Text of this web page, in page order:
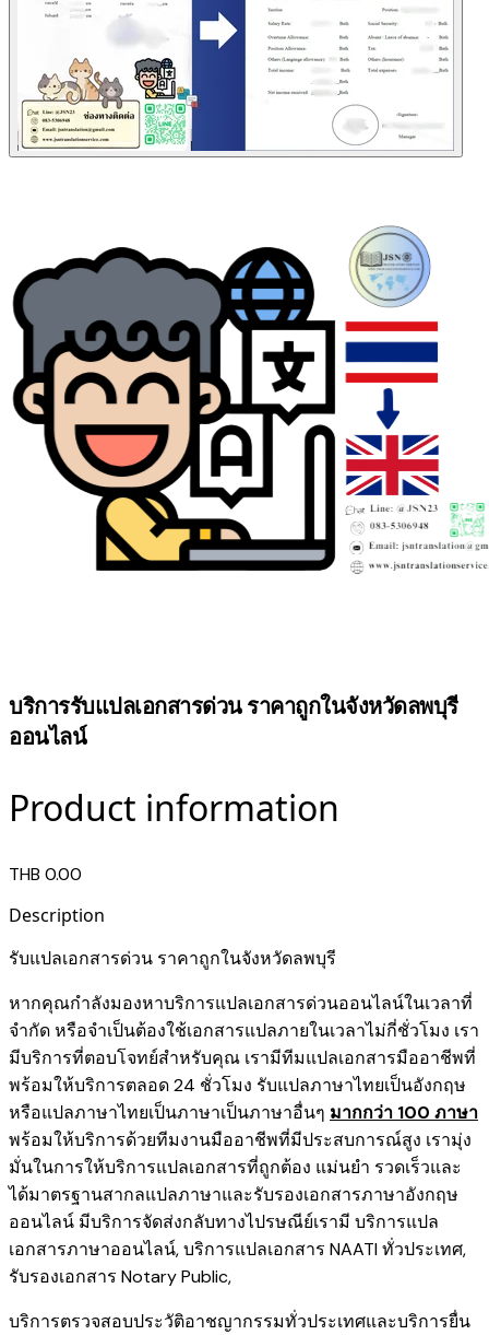
บริการรับแปลเอกสารด่วน ราคาถูกในจังหวัดลพบุรี
ออนไลน์
Product information
THB 0.00
Description
รับแปลเอกสารด่วน ราคาถูกในจังหวัดลพบุรี
หากคุณกำลังมองหาบริการแปลเอกสารด่วนออนไลน์ในเวลาที่
จำกัด หรือจำเป็นต้องใช้เอกสารแปลภายในเวลาไม่กี่ชั่วโมง เรา
มีบริการที่ตอบโจทย์สำหรับคุณ เรามีทีมแปลเอกสารมืออาชีพที่
พร้อมให้บริการตลอด 24 ชั่วโมง รับแปลภาษาไทยเป็นอังกฤษ
หรือแปลภาษาไทยเป็นภาษาเป็นภาษาอื่นๆ มากกว่า 100 ภาษา
พร้อมให้บริการด้วยทีมงานมืออาชีพที่มีประสบการณ์สูง เรามุ่ง
มั่นในการให้บริการแปลเอกสารที่ถูกต้อง แม่นยำ รวดเร็วและ
ได้มาตรฐานสากลแปลภาษาและรับรองเอกสารภาษาอังกฤษ
ออนไลน์ มีบริการจัดส่งกลับทางไปรษณีย์เรามี บริการแปล
เอกสารภาษาออนไลน์,บริการแปลเอกสาร NAATI ​ทั่วประเทศ,
รับรองเอกสาร Notary Public,
บริการตรวจสอบประวัติอาชญากรรม​ทั่วประเทศและบริการยื่น